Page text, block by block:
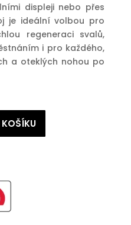
displeji nebo přes
je ideální volbou pro
regeneraci svalů,
i pro každého,
a oteklých nohou po